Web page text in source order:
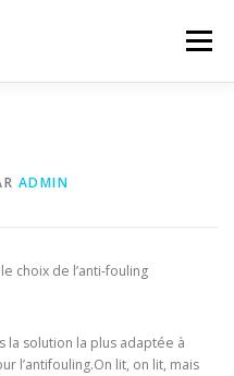
Menu
ADMIN
choix de l’anti-fouling
la solution la plus adaptée à
l’antifouling.On lit, on lit, mais